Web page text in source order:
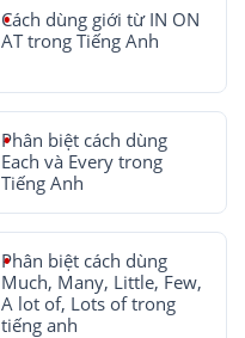
Cách dùng giới từ IN ON
AT trong Tiếng Anh
Phân biệt cách dùng
Each và Every trong
Tiếng Anh
Phân biệt cách dùng
Much, Many, Little, Few,
A lot of, Lots of trong
tiếng anh